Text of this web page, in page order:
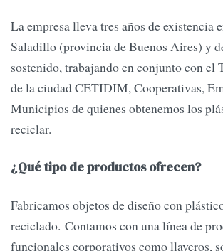
La empresa lleva tres años de existencia
Saladillo (provincia de Buenos Aires) y
sostenido, trabajando en conjunto con el
de la ciudad CETIDIM, Cooperativas,
Municipios de quienes obtenemos los
reciclar.
¿Qué tipo de productos ofrecen?
Fabricamos objetos de diseño con
reciclado. Contamos con una línea de
funcionales corporativos como llaveros,